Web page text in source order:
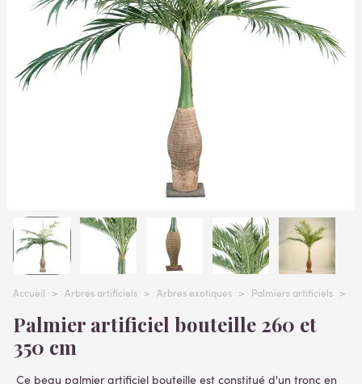
Accueil > Arbres artificiels > Arbres exotiques > Palmiers artificiels >
Palmier artificiel bouteille 260 et
350 cm
Ce beau palmier artificiel bouteille est constitué d'un tronc en